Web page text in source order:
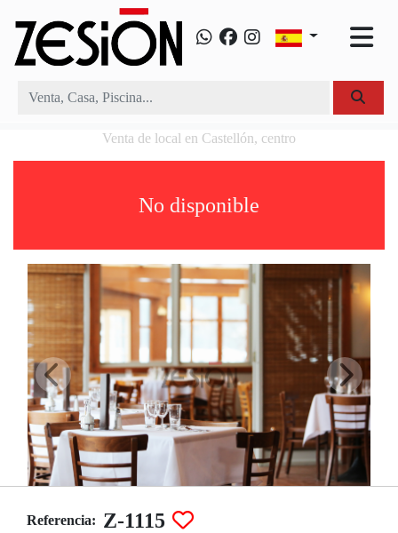
Venta de local en Castellón, centro
No disponible
Referencia: Z-1115